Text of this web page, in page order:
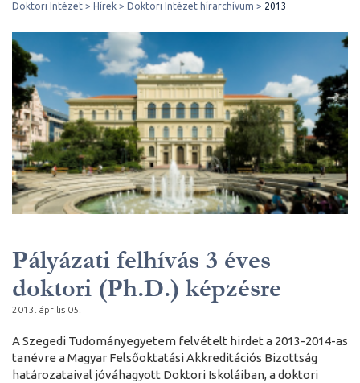
Doktori Intézet Hírek Doktori Intézet hírarchívum 2013
Pályázati felhívás 3 éves
doktori (Ph.D.) képzésre
2013. április 05.
A Szegedi Tudományegyetem felvételt hirdet a 2013-2014-as
tanévre a Magyar Felsőoktatási Akkreditációs Bizottság
határozataival jóváhagyott Doktori Iskoláiban, a doktori